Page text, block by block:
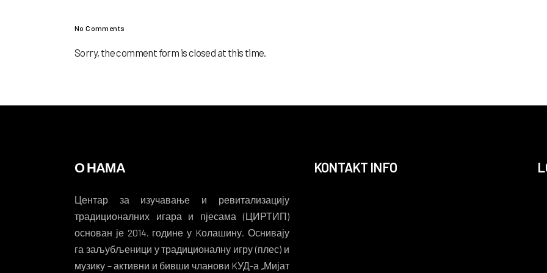
No Comments
Sorry, the comment form is closed at this time.
О НАМА
Центар за изучавање и ревитализацију
традиционалних игара и пјесама (ЦИРТИП)
основан је 2014. године у Kолашину. Оснивају
га заљубљеници у традиционалну игру (плес) и
музику – активни и бивши чланови KУД-а „Мијат
KONTAKT INFO